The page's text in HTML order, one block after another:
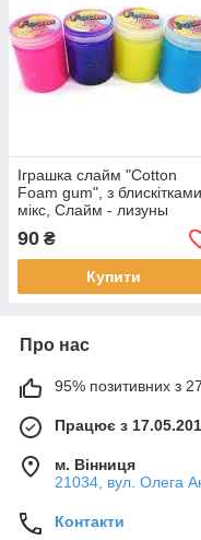
Іграшка слайм "Cotton
Foam gum", з
мікс, Слайм - лизуны
"Пастель"
90 ₴
Купити
Про нас
95% позитивних з
Працює з
м. Вінниця
21034, вул. Олега
Контакти